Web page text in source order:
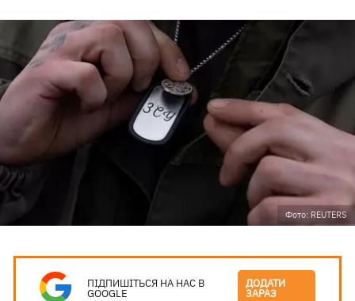
Фото: REUTERS
ПІДПИШІТЬСЯ НА НАС В
GOOGLE
ДОДАТИ
ЗАРАЗ